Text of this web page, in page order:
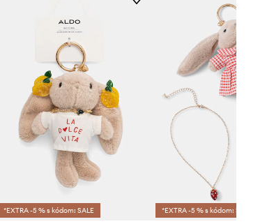
*EXTRA -5 % s kódom: SALE *EXTRA -5 % s kódom: SALE